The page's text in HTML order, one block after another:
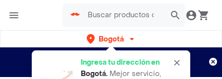
Bogotá
Ingresa tu dirección en
Bogotá. Mejor servicio,
envíos gratis por semanas
Aplican TyC